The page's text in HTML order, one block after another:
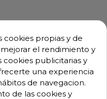
cookies propias y de
el rendimiento y
cookies publicitarias y
una experiencia
de navegacion.
de las cookies y